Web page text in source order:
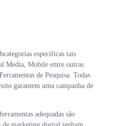
específicas tais
Media, Mobile entre outras
de Pesquisa. Todas
garantem uma campanha de
adequadas são